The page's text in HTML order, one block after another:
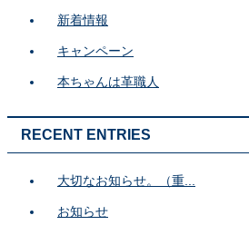
新着情報
キャンペーン
本ちゃんは革職人
RECENT ENTRIES
大切なお知らせ。（重...
お知らせ